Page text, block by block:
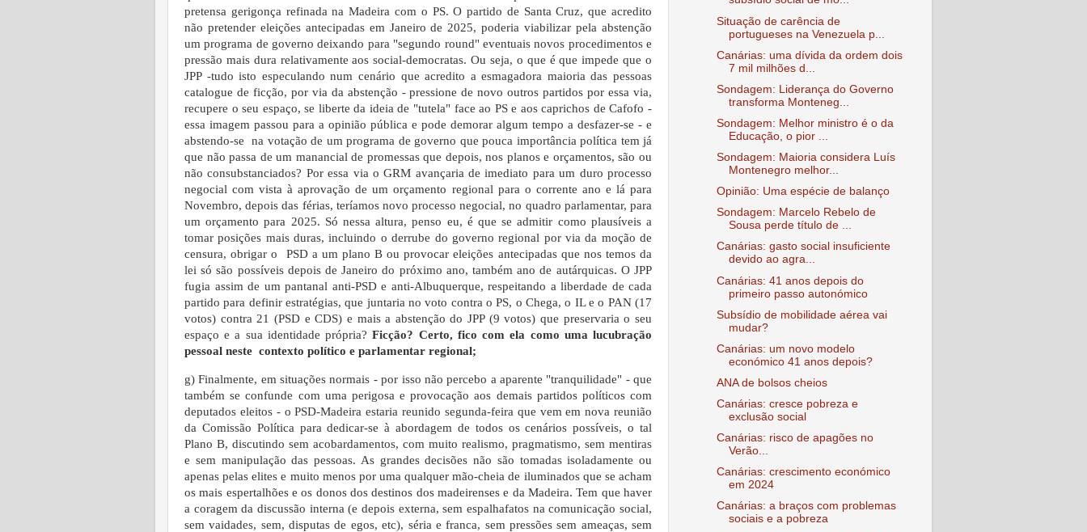
pretensa gerigonça refinada na Madeira com o PS. O partido de Santa Cruz, que acredito
não pretender eleições antecipadas em Janeiro de 2025, poderia viabilizar pela abstenção
um programa de governo deixando para "segundo round" eventuais novos procedimentos e
pressão mais dura relativamente aos social-democratas. Ou seja, o que é que impede que o
JPP -tudo isto especulando num cenário que acredito a esmagadora maioria das pessoas
catalogue de ficção, por via da abstenção - pressione de novo outros partidos por essa via,
recupere o seu espaço, se liberte da ideia de "tutela" face ao PS e aos caprichos de Cafofo -
essa imagem passou para a opinião pública e pode demorar algum tempo a desfazer-se - e
abstendo-se na votação de um programa de governo que pouca importância política tem já
que não passa de um manancial de promessas que depois, nos planos e orçamentos, são ou
não consubstanciados? Por essa via o GRM avançaria de imediato para um duro processo
negocial com vista à aprovação de um orçamento regional para o corrente ano e lá para
Novembro, depois das férias, teríamos novo processo negocial, no quadro parlamentar, para
um orçamento para 2025. Só nessa altura, penso eu, é que se admitir como plausíveis a
tomar posições mais duras, incluindo o derrube do governo regional por via da moção de
censura, obrigar o PSD a um plano B ou provocar eleições antecipadas que nos temos da
lei só são possíveis depois de Janeiro do próximo ano, também ano de autárquicas. O JPP
fugia assim de um pantanal anti-PSD e anti-Albuquerque, respeitando a liberdade de cada
partido para definir estratégias, que juntaria no voto contra o PS, o Chega, o IL e o PAN (17
votos) contra 21 (PSD e CDS) e mais a abstenção do JPP (9 votos) que preservaria o seu
espaço e a sua identidade própria?Ficção? Certo, fico com ela como uma lucubração
pessoal neste contexto político e parlamentar regional;
g) Finalmente, em situações normais - por isso não percebo a aparente "tranquilidade" - que
também se confunde com uma perigosa e provocação aos demais partidos políticos com
deputados eleitos - o PSD-Madeira estaria reunido segunda-feira que vem em nova reunião
da Comissão Política para dedicar-se à abordagem de todos os cenários possíveis, o tal
Plano B, discutindo sem acobardamentos, com muito realismo, pragmatismo, sem mentiras
e sem manipulação das pessoas. As grandes decisões não são tomadas isoladamente ou
apenas pelas elites e muito menos por uma qualquer mão-cheia de iluminados que se acham
os mais espertalhões e os donos dos destinos dos madeirenses e da Madeira. Tem que haver
a coragem da discussão interna (e depois externa, sem espalhafatos na comunicação social,
sem vaidades, sem, disputas de egos, etc), séria e franca, sem pressões sem ameaças, sem
Situação de carência de
portugueses na Venezuela p...
Canárias: uma dívida da ordem dois
7 mil milhões d...
Sondagem: Liderança do Governo
transforma Monteneg...
Sondagem: Melhor ministro é o da
Educação, o pior ...
Sondagem: Maioria considera Luís
Montenegro melhor...
Opinião: Uma espécie de balanço
Sondagem: Marcelo Rebelo de
Sousa perde título de ...
Canárias: gasto social insuficiente
devido ao agra...
Canárias: 41 anos depois do
primeiro passo autonómico
Subsídio de mobilidade aérea vai
mudar?
Canárias: um novo modelo
económico 41 anos depois?
ANA de bolsos cheios
Canárias: cresce pobreza e
exclusão social
Canárias: risco de apagões no
Verão...
Canárias: crescimento económico
em 2024
Canárias: a braços com problemas
sociais e a pobreza